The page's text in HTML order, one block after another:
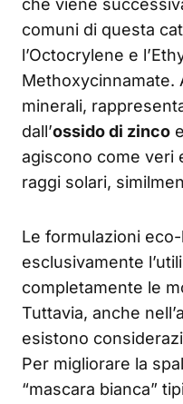
che viene
comuni di questa
l’Octocrylene e
Methoxycinnamate.
minerali,
dall’ossido di zinco
agiscono come veri
raggi solari,
Le formulazioni
esclusivamente
completamente le
Tuttavia, anche
esistono
Per migliorare la
“mascara bianca”